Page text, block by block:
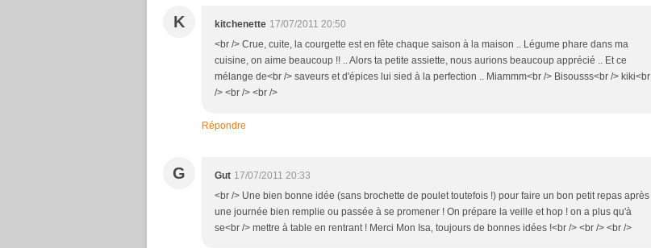
K kitchenette 17/07/2011 20:50
<br /> Crue, cuite, la courgette est en fête chaque saison à la maison .. Légume phare dans ma
cuisine, on aime beaucoup !! .. Alors ta petite assiette, nous aurions beaucoup apprécié .. Et ce
mélange de<br /> saveurs et d'épices lui sied à la perfection .. Miammm<br /> Bisousss<br /> kiki<br
/> <br /> <br />
Répondre
G Gut 17/07/2011 20:33
<br /> Une bien bonne idée (sans brochette de poulet toutefois !) pour faire un bon petit repas après
une journée bien remplie ou passée à se promener ! On prépare la veille et hop ! on a plus qu'à
se<br /> mettre à table en rentrant ! Merci Mon Isa, toujours de bonnes idées !<br /> <br /> <br />